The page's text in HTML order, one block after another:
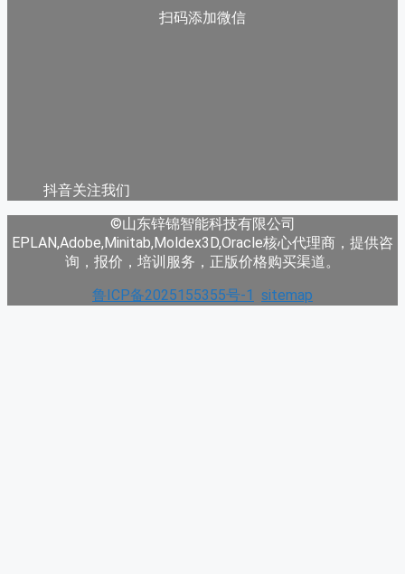
扫码添加微信
抖音关注我们
©山东锌锦智能科技有限公司
EPLAN,Adobe,Minitab,Moldex3D,Oracle核心代理商，提供咨
询，报价，培训服务，正版价格购买渠道。
鲁ICP备2025155355号-1 sitemap